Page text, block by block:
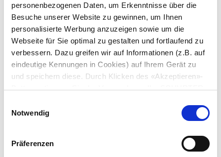
personenbezogenen Daten, um Erkenntnisse über die
Besuche unserer Website zu gewinnen, um Ihnen
personalisierte Werbung anzuzeigen sowie um die
Webseite für Sie optimal zu gestalten und fortlaufend zu
verbessern. Dazu greifen wir auf Informationen (z.B. auf
eindeutige Kennungen in Cookies) auf Ihrem Gerät zu
und speichern diese. Durch Klicken des «Akzeptieren»-
Buttons stimmen Sie der Verwendung aller SCHURTER
Ihre Einstellungen jederzeit ändern, indem Sie auf
Einstellungen werden unseren Partnern gemeldet und
haben keinen Einfluss auf die Browserdaten. Weitere
Notwendig
Präferenzen